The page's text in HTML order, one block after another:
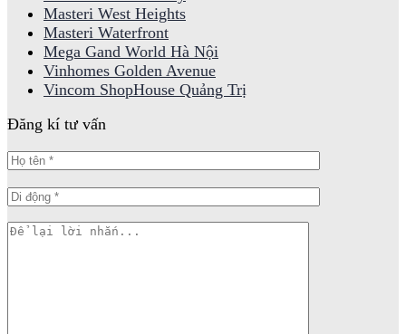
Masteri West Heights
Masteri Waterfront
Mega Gand World Hà Nội
Vinhomes Golden Avenue
Vincom ShopHouse Quảng Trị
Đăng kí tư vấn